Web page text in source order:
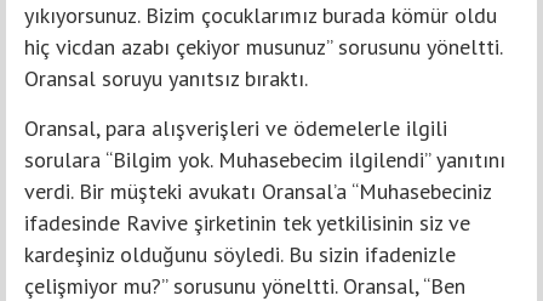
yıkıyorsunuz. Bizim çocuklarımız burada kömür oldu
hiç vicdan azabı çekiyor musunuz” sorusunu yöneltti.
Oransal soruyu yanıtsız bıraktı.
Oransal, para alışverişleri ve ödemelerle ilgili
sorulara “Bilgim yok. Muhasebecim ilgilendi” yanıtını
verdi. Bir müşteki avukatı Oransal’a “Muhasebeciniz
ifadesinde Ravive şirketinin tek yetkilisinin siz ve
kardeşiniz olduğunu söyledi. Bu sizin ifadenizle
çelişmiyor mu?” sorusunu yöneltti. Oransal, “Ben